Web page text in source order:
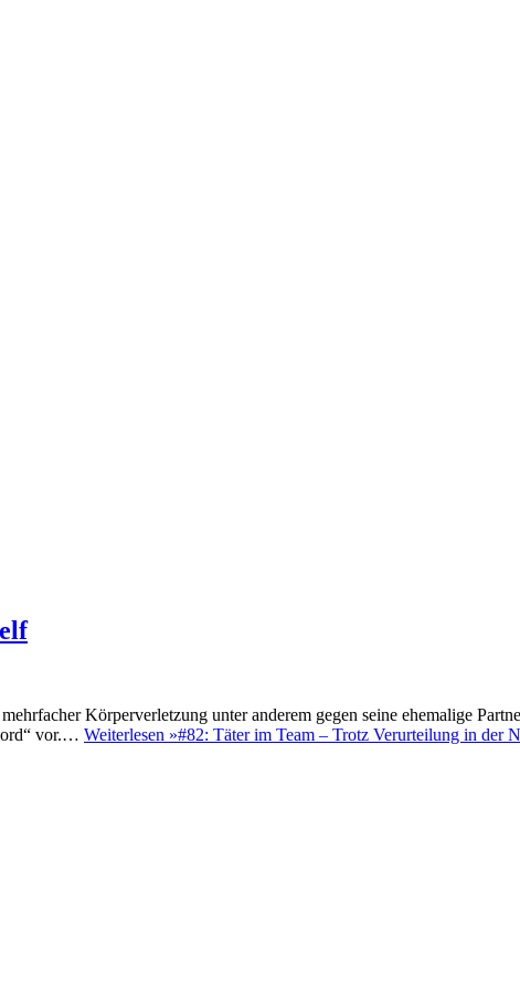
Körperverletzung unter anderem gegen seine ehemalige
vor.… Weiterlesen »#82: Täter im Team – Trotz Verurteilung in der